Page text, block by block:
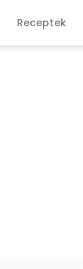
Receptek